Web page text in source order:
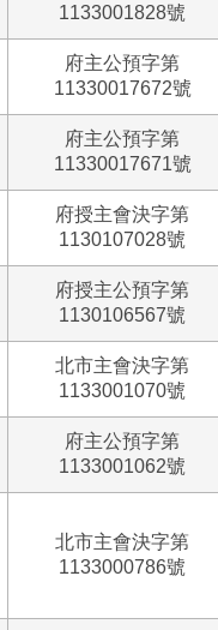
1133001828號
府主公預字第
11330017672號
府主公預字第
11330017671號
府授主會決字第
1130107028號
府授主公預字第
1130106567號
北市主會決字第
1133001070號
府主公預字第
1133001062號
北市主會決字第
1133000786號